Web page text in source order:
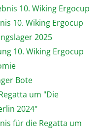
10. Wiking Ergocup
10. Wiking Ergocup
2025
10. Wiking Ergocup
Bote
um "Die
2024"
für die Regatta um